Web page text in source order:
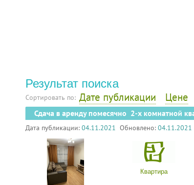
Результат поиска
Сортировать по: Дате публикации Цене
Сдача в аренду помесячно 2-х комнатной
Дата публикации: 04.11.2021 Обновлено: 04.11.2021
Квартира